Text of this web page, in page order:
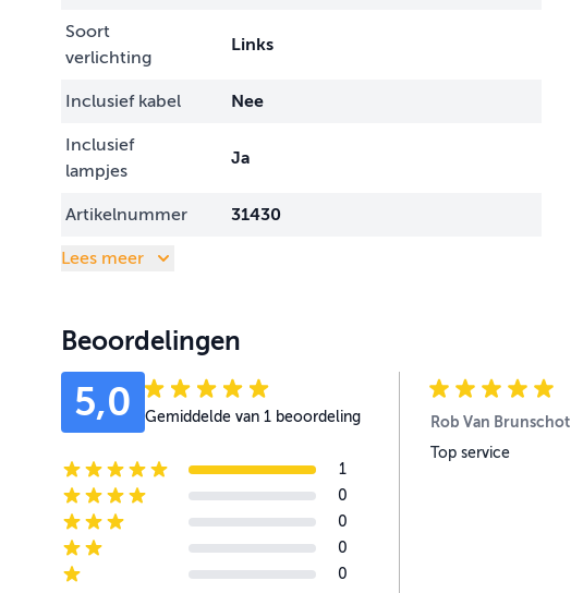
Soort
verlichting
Links
Inclusief kabel Nee
Inclusief
lampjes
Ja
Artikelnummer 31430
Lees meer
Beoordelingen
5,0 Gemiddelde van 1 beoordeling
5-star reviews
1
4-star reviews
0
3-star reviews
0
2-star reviews
0
1-star reviews
0
Rob Van Brunschot
Top service